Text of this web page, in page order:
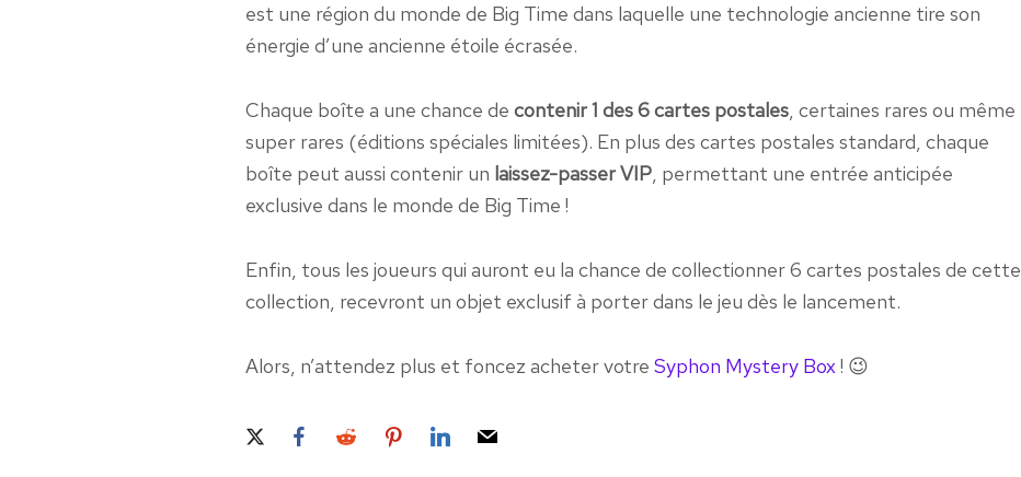
est une région du monde de Big Time dans laquelle une technologie ancienne tire son
énergie d’une ancienne étoile écrasée.
Chaque boîte a une chance decontenir 1 des 6 cartes postales, certaines rares ou même
super rares (éditions spéciales limitées). En plus des cartes postales standard, chaque
boîte peut aussi contenir un laissez-passer VIP, permettant une entrée anticipée
exclusive dans le monde de Big Time !
Enfin, tous les joueurs qui auront eu la chance de collectionner 6 cartes postales de cette
collection, recevront un objet exclusif à porter dans le jeu dès le lancement.
Alors, n’attendez plus et foncez acheter votreSyphon Mystery Box! 😉